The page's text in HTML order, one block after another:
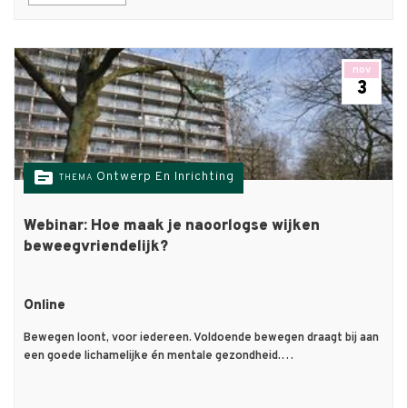
nov
3
topic THEMA Ontwerp En Inrichting
Webinar: Hoe maak je naoorlogse wijken
beweegvriendelijk?
Online
Bewegen loont, voor iedereen. Voldoende bewegen draagt bij aan
een goede lichamelijke én mentale gezondheid.…